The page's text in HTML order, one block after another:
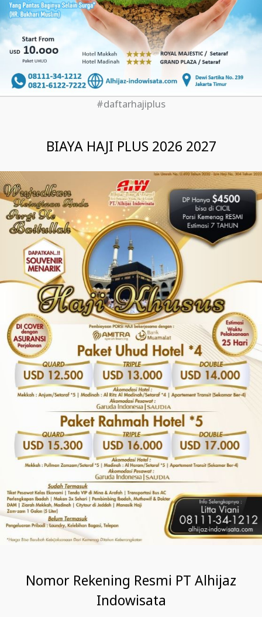
#daftarhajiplus
BIAYA HAJI PLUS 2026 2027
Nomor Rekening Resmi PT Alhijaz
Indowisata